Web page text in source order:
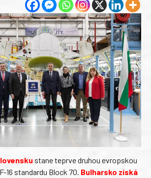
stane teprve druhou evropskou
16 standardu Block 70. Bulharsko získá